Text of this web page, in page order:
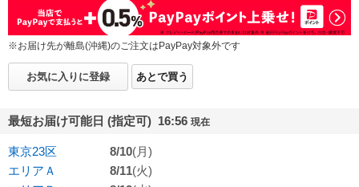
※お届け先が離島(沖縄)のご注文はPayPay対象外です
お気に入りに登録 あとで買う
最短お届け可能日 (指定可) 16:56 現在
東京23区 8/10(月)
エリアＡ
8/11(火)